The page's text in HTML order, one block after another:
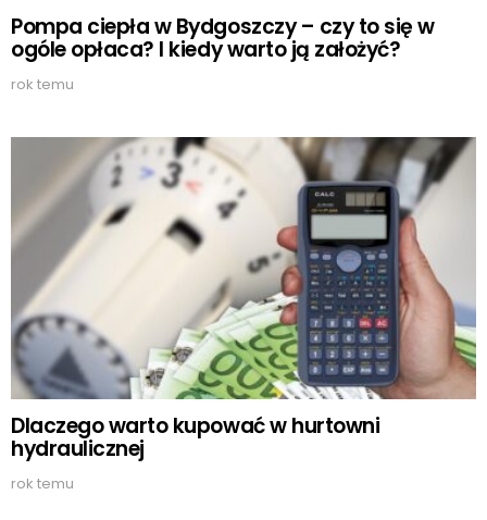
Pompa ciepła w Bydgoszczy – czy to się w
ogóle opłaca? I kiedy warto ją założyć?
rok temu
Dlaczego warto kupować w hurtowni
hydraulicznej
rok temu